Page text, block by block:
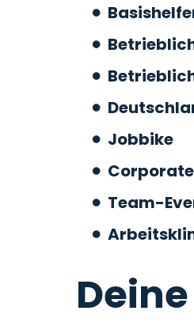
Jobbike
Team-